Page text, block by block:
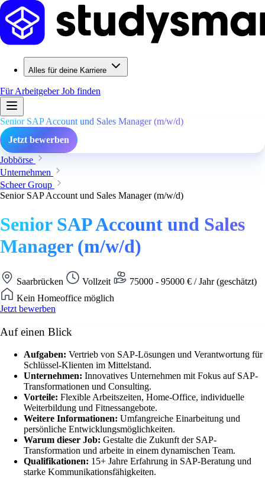
Alles für deine Karriere
Für ArbeitgeberJob finden
Senior SAP Account und Sales Manager (m/w/d)
Jetzt bewerben
Jobbörse
Unternehmen
Scheer Group
Senior SAP Account und Sales Manager (m/w/d)
Senior SAP Account und Sales
Manager (m/w/d)
Saarbrücken Vollzeit
75000 - 95000 € / Jahr (geschätzt)
Kein Homeoffice möglich
Jetzt bewerben
Auf einen Blick
Aufgaben: Vertrieb von SAP-Lösungen und Verantwortung für
Schlüssel-Klienten im Mittelstand.
Unternehmen: Innovatives Unternehmen mit Fokus auf SAP-
Transformationen und Consulting.
Vorteile: Flexible Arbeitszeiten, Home-Office, individuelle
Weiterbildung und Fitnessangebote.
Weitere Informationen: Umfangreiche Einarbeitung und
persönliche Entwicklungsmöglichkeiten.
Warum dieser Job: Gestalte die Zukunft der SAP-
Transformation und arbeite in einem dynamischen Team.
Qualifikationen: 15+ Jahre Erfahrung in SAP-Beratung und
starke Kommunikationsfähigkeiten.